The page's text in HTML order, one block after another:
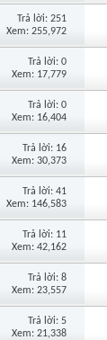
Trả lời: 251
Xem: 255,972
Trả lời: 0
Xem: 17,779
Trả lời: 0
Xem: 16,404
Trả lời: 16
Xem: 30,373
Trả lời: 41
Xem: 146,583
Trả lời: 11
Xem: 42,162
Trả lời: 8
Xem: 23,557
Trả lời: 5
Xem: 21,338